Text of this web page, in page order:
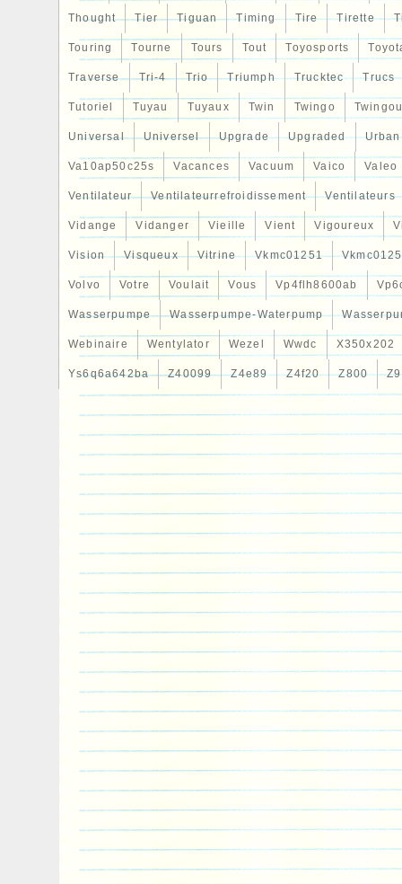
Thought Tier Tiguan Timing Tire Tirette
Touring Tourne Tours Tout Toyosports
Traverse Tri-4 Trio Triumph Trucktec Trucs
Tutoriel Tuyau Tuyaux Twin Twingo
Universal Universel Upgrade Upgraded Urban
Va10ap50c25s Vacances Vacuum Vaico Valeo
Ventilateur Ventilateurrefroidissement Ventilateurs
Vidange Vidanger Vieille Vient Vigoureux
Vision Visqueux Vitrine Vkmc01251
Volvo Votre Voulait Vous Vp4flh8600ab
Wasserpumpe Wasserpumpe-Waterpump
Webinaire Wentylator Wezel Wwdc X350x202
Ys6q6a642ba Z40099 Z4e89 Z4f20 Z800